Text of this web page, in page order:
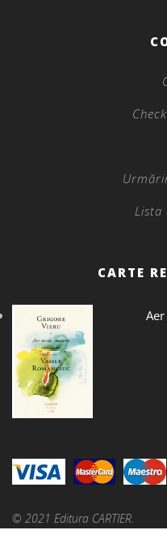
Lista
CARTE
© 2021 Editura CARTIER.